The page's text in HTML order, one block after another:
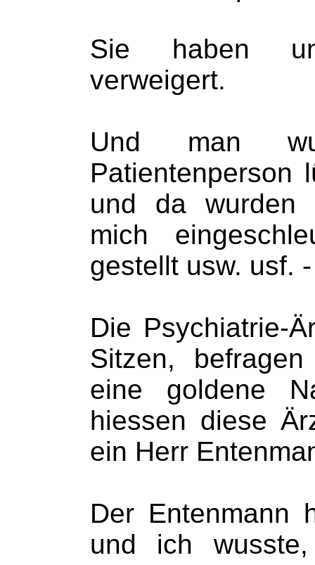
Sie haben
verweigert.
Und man
Patientenperson
und da wurden
mich
gestellt usw. usf.
Die Psychiatrie-
Sitzen,
eine goldene
hiessen diese
ein Herr
Der Entenmann
und ich